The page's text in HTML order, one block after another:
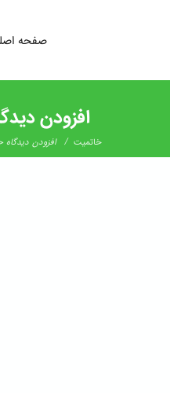
رفتن
صفحه
افزودن
خاتمیت / افزودن دیدگاه